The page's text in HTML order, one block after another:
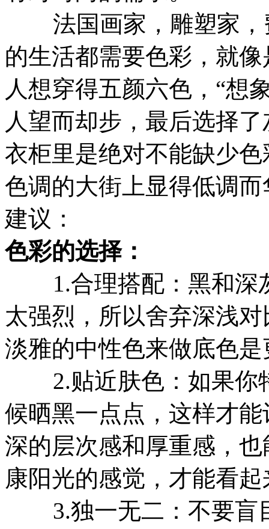
法国画家，雕塑家，
的生活都需要色彩，就
人想穿得五颜六色，“想
人望而却步，最后选择
衣柜里是绝对不能缺少
色调的大街上显得低调
建议：
色彩的选择：
1.合理搭配：黑和深
太强烈，所以舍弃深浅
淡雅的中性色来做底色
2.贴近肤色：如果你
候晒黑一点点，这样才
深的层次感和厚重感，
康阳光的感觉，才能看
3.独一无二：不要盲